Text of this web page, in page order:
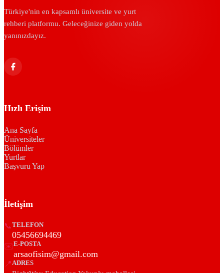
Türkiye'nin en kapsamlı üniversite ve yurt
rehberi platformu. Geleceğinize giden yolda
yanınızdayız.
Hızlı Erişim
Ana Sayfa
Üniversiteler
Bölümler
Yurtlar
Başvuru Yap
İletişim
📞TELEFON
05456694469
✉️E-POSTA
arsaofisim@gmail.com
📍ADRES